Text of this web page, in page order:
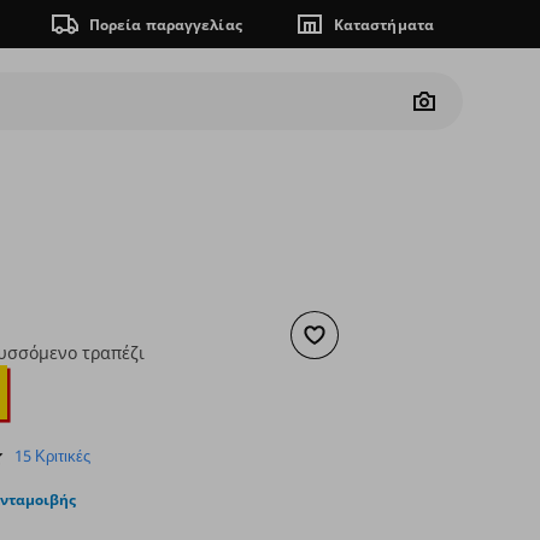
Πορεία παραγγελίας Καταστήματα
Camera
Προσθήκη στα αγαπημένα
τραπέζι
τιμή
4.4
rating
15 Κριτικές